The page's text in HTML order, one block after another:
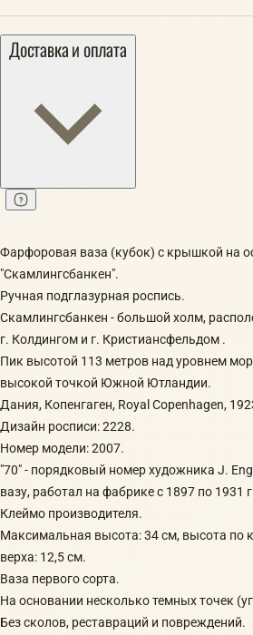
Доставка и оплата
Фарфоровая ваза (кубок) с крышкой на
"Скамлингсбанкен".
Ручная подглазурная роспись.
Скамлингсбанкен - большой холм,
г. Колдингом и г. Кристиансфельдом .
Пик высотой 113 метров над уровнем
высокой точкой Южной Ютландии.
Дания, Копенгаген, Royal Copenhagen,
Дизайн росписи: 2228.
Номер модели: 2007.
"70" - порядковый номер художника J.
вазу, работал на фабрике с 1897 по 1931
Клеймо производителя.
Максимальная высота: 34 см, высота по
верха: 12,5 см.
Ваза первого сорта.
На основании несколько темных точек
Без сколов, реставраций и повреждений.